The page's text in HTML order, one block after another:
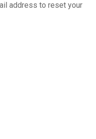
address to reset your